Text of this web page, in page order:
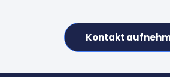
Kontakt